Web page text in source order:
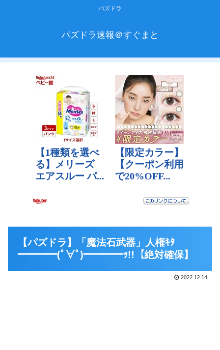
パズドラ
パズドラ速報＠すぐまと
【パズドラ】「魔法石武器」人権ｷﾀ
━━━━(ﾟ∀ﾟ)━━━━ｯ!!【絶対確保】
2022.12.14